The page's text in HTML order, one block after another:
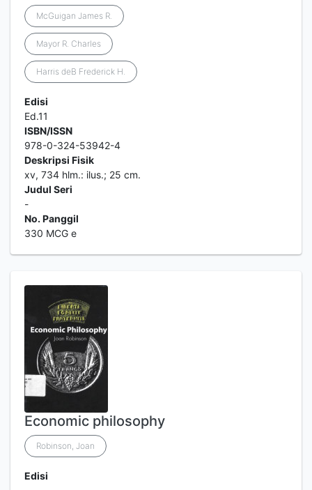
McGuigan James R.
Mayor R. Charles
Harris deB Frederick H.
Edisi
Ed.11
ISBN/ISSN
978-0-324-53942-4
Deskripsi Fisik
xv, 734 hlm.: ilus.; 25 cm.
Judul Seri
-
No. Panggil
330 MCG e
Economic philosophy
Robinson, Joan
Edisi